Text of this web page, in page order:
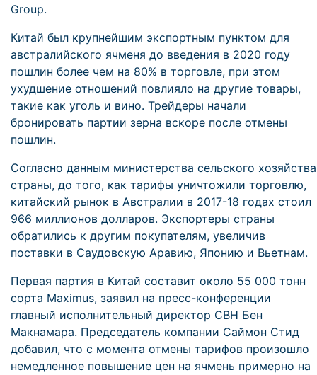
Group.
Китай был крупнейшим экспортным пунктом для
австралийского ячменя до введения в 2020 году
пошлин более чем на 80% в торговле, при этом
ухудшение отношений повлияло на другие товары,
такие как уголь и вино. Трейдеры начали
бронировать партии зерна вскоре после отмены
пошлин.
Согласно данным министерства сельского хозяйства
страны, до того, как тарифы уничтожили торговлю,
китайский рынок в Австралии в 2017-18 годах стоил
966 миллионов долларов. Экспортеры страны
обратились к другим покупателям, увеличив
поставки в Саудовскую Аравию, Японию и Вьетнам.
Первая партия в Китай составит около 55 000 тонн
сорта Maximus, заявил на пресс-конференции
главный исполнительный директор CBH Бен
Макнамара. Председатель компании Саймон Стид
добавил, что с момента отмены тарифов произошло
немедленное повышение цен на ячмень примерно на